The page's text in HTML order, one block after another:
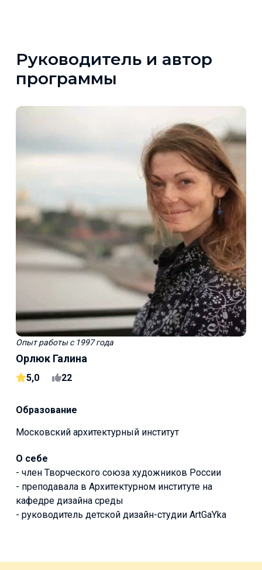
Руководитель и автор
программы
Опыт работыс 1997 года
Орлюк Галина
5,0 22
Образование
Московский архитектурный институт
О себе
- член Творческого союза художников России
- преподавала в Архитектурном институте на
кафедре дизайна среды
- руководитель детской дизайн-студии ArtGaYka